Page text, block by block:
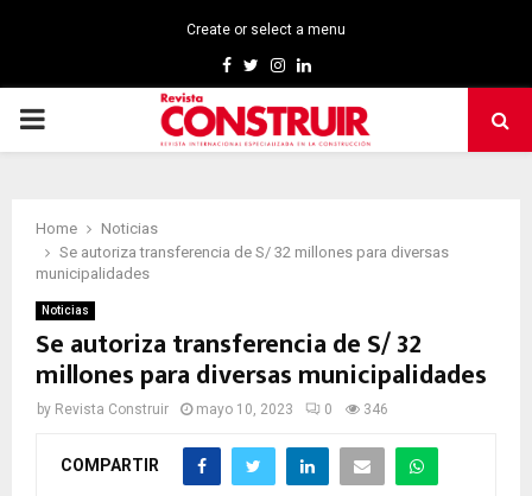
Create or select a menu
Facebook
TwitterInstagram
Linkedin
PRIMARY
Home
Noticias
Se autoriza transferencia de S/ 32 millones para diversas
municipalidades
Noticias
Se autoriza transferencia de S/ 32
millones para diversas municipalidades
by Revista Construir mayo 10, 2023 0 346
COMPARTIR